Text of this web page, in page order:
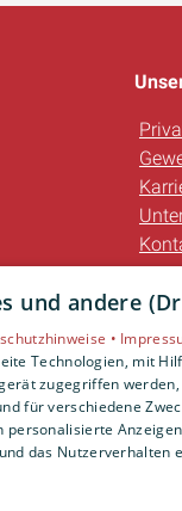
und andere
•
Technologien, mit
zugegriffen
für verschiedene
das Nutzerverhalten